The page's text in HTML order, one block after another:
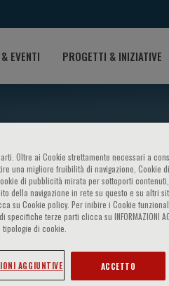
EVENTI PROGETTI & INIZIATIVE
Oltre ai Cookie strettamente necessari a
una migliore fruibilità di navigazione, Cookie
di pubblicità mirata per sottoporti
della navigazione in rete su questo e su altri
su Cookie policy. Per inibire i Cookie
terze parti clicca su INFORMAZIONI
di cookie.
AGGIUNTIVE ACCETTO